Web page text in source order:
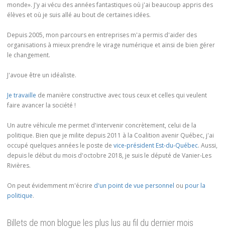
monde». J'y ai vécu des années fantastiques où j'ai beaucoup appris des
élèves et où je suis allé au bout de certaines idées.
Depuis 2005, mon parcours en entreprises m'a permis d'aider des
organisations à mieux prendre le virage numérique et ainsi de bien gérer
le changement.
J'avoue être un idéaliste.
Je travaille de manière constructive avec tous ceux et celles qui veulent
faire avancer la société !
Un autre véhicule me permet d'intervenir concrètement, celui de la
politique. Bien que je milite depuis 2011 à la Coalition avenir Québec, j'ai
occupé quelques années le poste de vice-président Est-du-Québec. Aussi,
depuis le début du mois d'octobre 2018, je suis le député de Vanier-Les
Rivières.
On peut évidemment m'écrire d'un point de vue personnel ou pour la
politique.
Billets de mon blogue les plus lus au fil du dernier mois